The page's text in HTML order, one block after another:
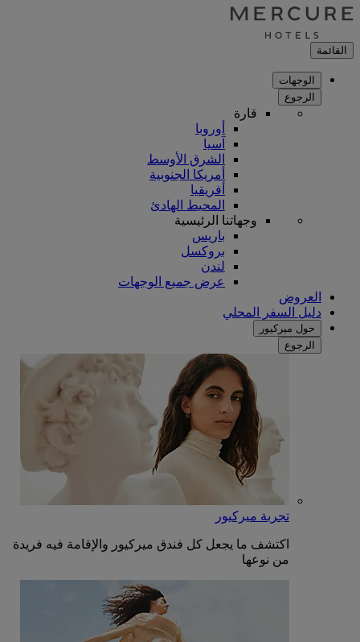
القائمة
الوجهات
الرجوع
قارة
أوروبا
آسيا
الشرق الأوسط
أمريكا الجنوبية
أفريقيا
المحيط الهادئ
وجهاتنا الرئيسية
باريس
بروكسل
لندن
عرض جميع الوجهات
العروض
دليل السفر المحلي
حول ميركيور
الرجوع
تجربة ميركيور
اكتشف ما يجعل كل فندق ميركيور والإقامة فيه فريدة
من نوعها